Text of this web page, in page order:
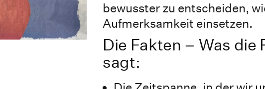
bewusster zu entscheiden,
Aufmerksamkeit einsetzen.
Die Fakten – Was die
sagt: